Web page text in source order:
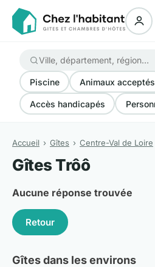
Piscine Animaux acceptés
Accès handicapés
Accueil Gîtes Centre-Val de Loire
Gîtes Trôô
Aucune réponse trouvée
Retour
Gîtes dans les environs